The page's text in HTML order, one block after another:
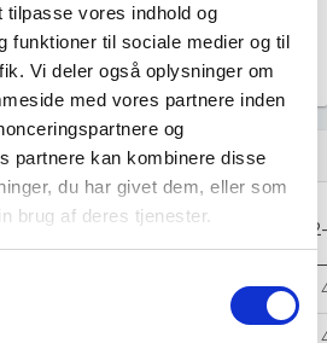
vores indhold og
funktioner til sociale medier og til
Vi deler også oplysninger om
med vores partnere inden
og
partnere kan kombinere disse
du har givet dem, eller som
brug af deres tjenester.
file_download
2025-12 2024-12 2023-12
455